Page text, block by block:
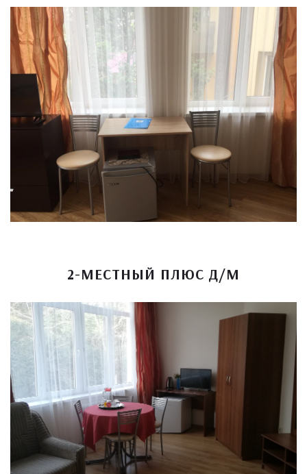
2-МЕСТНЫЙ ПЛЮС Д/М